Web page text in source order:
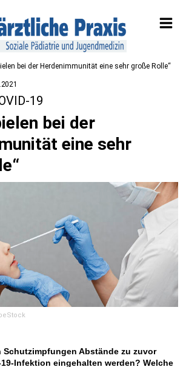
bei der Herdenimmunität eine sehr große Rolle“
19
bei der
eine sehr
Schutzimpfungen Abstände zu zuvor
Infektion eingehalten werden? Welche